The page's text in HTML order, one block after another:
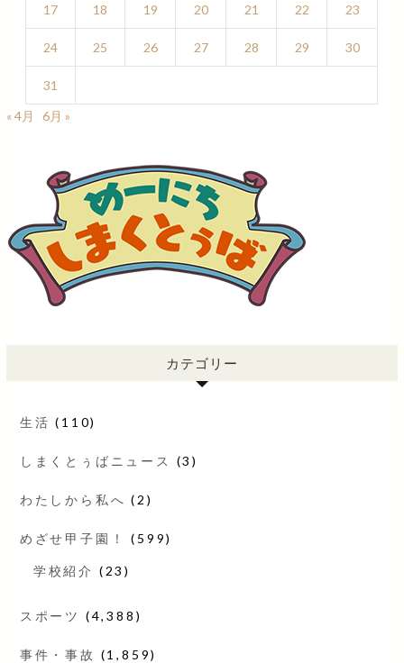
17 18 19 20 21 22 23
24 25 26 27 28 29 30
31
« 4月
6月 »
カテゴリー
生活 (110)
しまくとぅばニュース (3)
わたしから私へ (2)
めざせ甲子園！ (599)
学校紹介 (23)
スポーツ (4,388)
事件・事故 (1,859)